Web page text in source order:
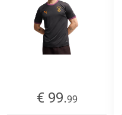
€ 99.99